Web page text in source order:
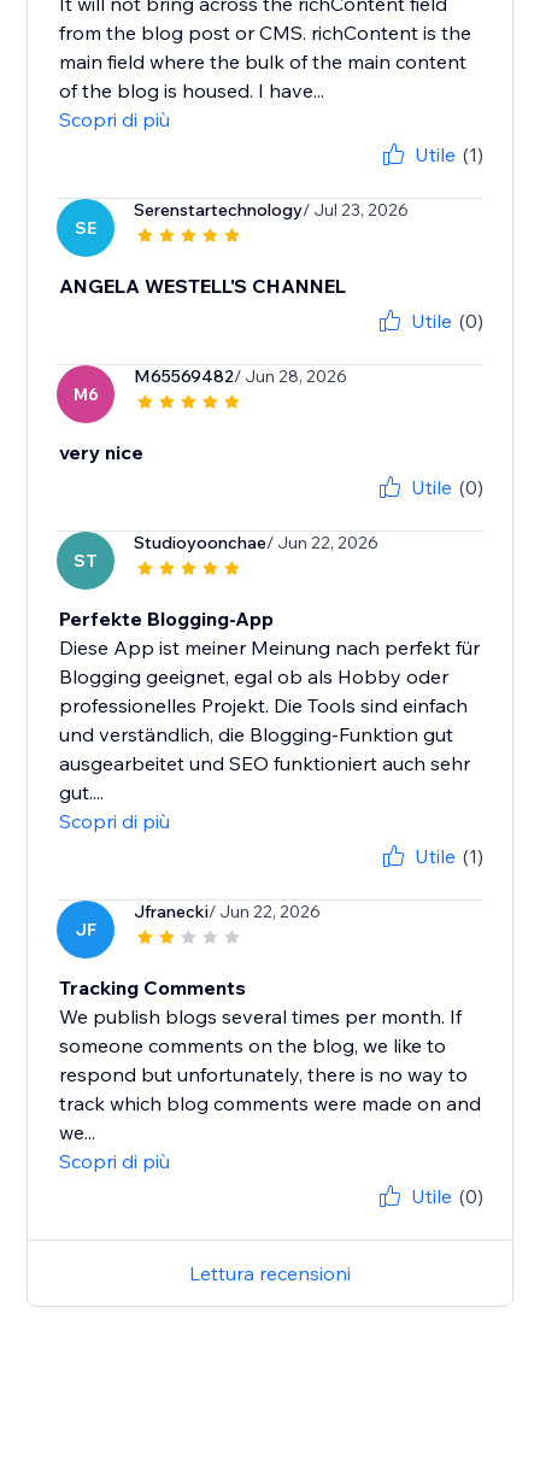
from the blog post or CMS. richContent is the
main field where the bulk of the main content
of the blog is housed. I have...
Scopri di più
Utile (1)
SE
Serenstartechnology/ Jul 23, 2026
ANGELA WESTELL'S CHANNEL
Utile (0)
M6
M65569482/ Jun 28, 2026
very nice
Utile (0)
ST
Studioyoonchae/ Jun 22, 2026
Perfekte Blogging-App
Diese App ist meiner Meinung nach perfekt für
Blogging geeignet, egal ob als Hobby oder
professionelles Projekt. Die Tools sind einfach
und verständlich, die Blogging-Funktion gut
ausgearbeitet und SEO funktioniert auch sehr
gut....
Scopri di più
Utile (1)
JF
Jfranecki/ Jun 22, 2026
Tracking Comments
We publish blogs several times per month. If
someone comments on the blog, we like to
respond but unfortunately, there is no way to
track which blog comments were made on and
we...
Scopri di più
Utile (0)
Lettura recensioni